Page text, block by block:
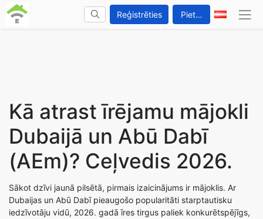
Reģistrēties Pieteikties
Kā atrast īrējamu mājokli
Dubaijā un Abū Dabī
(AEm)? Ceļvedis 2026.
Sākot dzīvi jaunā pilsētā, pirmais izaicinājums ir mājoklis. Ar
Dubaijas un Abū Dabī pieaugošo popularitāti starptautisku
iedzīvotāju vidū, 2026. gadā īres tirgus paliek konkurētspējīgs,